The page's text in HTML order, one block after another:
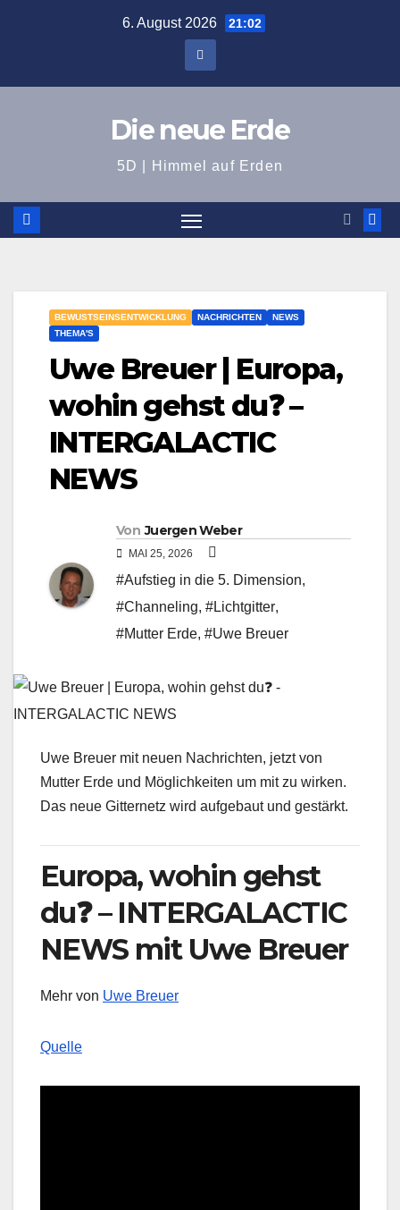
6. August 2026 21:02
Die neue Erde
5D | Himmel auf Erden
BEWUSTSEINSENTWICKLUNG NACHRICHTEN
NEWS
THEMA'S
Uwe Breuer | Europa,
wohin gehst du❓ –
INTERGALACTIC
NEWS
Von Juergen Weber
MAI 25, 2026
#Aufstieg in die 5. Dimension,
#Channeling, #Lichtgitter,
#Mutter Erde, #Uwe Breuer
Uwe Breuer mit neuen Nachrichten, jetzt von
Mutter Erde und Möglichkeiten um mit zu wirken.
Das neue Gitternetz wird aufgebaut und gestärkt.
Europa, wohin gehst
du❓ – INTERGALACTIC
NEWS mit Uwe Breuer
Mehr von Uwe Breuer
Quelle